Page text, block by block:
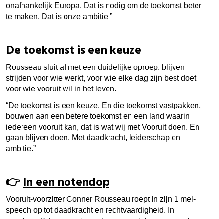
onafhankelijk Europa. Dat is nodig om de toekomst beter
te maken. Dat is onze ambitie.”
De toekomst is een keuze
Rousseau sluit af met een duidelijke oproep: blijven
strijden voor wie werkt, voor wie elke dag zijn best doet,
voor wie vooruit wil in het leven.
“De toekomst is een keuze. En die toekomst vastpakken,
bouwen aan een betere toekomst en een land waarin
iedereen vooruit kan, dat is wat wij met Vooruit doen. En
gaan blijven doen. Met daadkracht, leiderschap en
ambitie.”
👉In een notendop
Vooruit-voorzitter Conner Rousseau roept in zijn 1 mei-
speech op tot daadkracht en rechtvaardigheid. In